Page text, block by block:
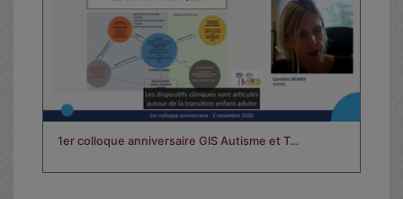
1er colloque anniversaire GIS Autisme et T…